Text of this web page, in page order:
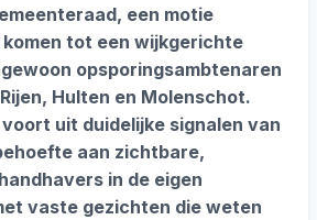
een motie
komen tot een wijkgerichte
opsporingsambtenaren
Rijen, Hulten en Molenschot.
uit duidelijke signalen van
aan zichtbare,
in de eigen
vaste gezichten die weten